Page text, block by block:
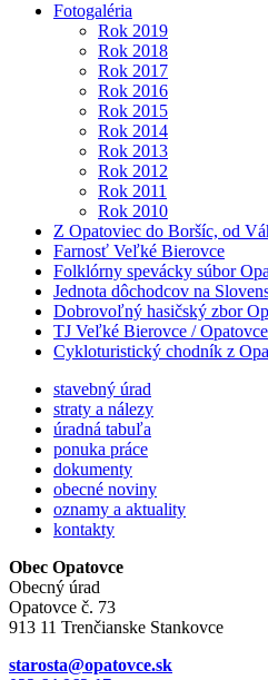
Fotogaléria
Rok 2019
Rok 2018
Rok 2017
Rok 2016
Rok 2015
Rok 2014
Rok 2013
Rok 2012
Rok 2011
Rok 2010
Z Opatoviec do Boršíc, od
Farnosť Veľké Bierovce
Folklórny spevácky súbor
Jednota dôchodcov na
Dobrovoľný hasičský zbor
TJ Veľké Bierovce / Opatovce
Cykloturistický chodník z
stavebný úrad
straty a nálezy
úradná tabuľa
ponuka práce
dokumenty
obecné noviny
oznamy a aktuality
kontakty
Obec Opatovce
Obecný úrad
Opatovce č. 73
913 11 Trenčianske Stankovce
starosta@opatovce.sk